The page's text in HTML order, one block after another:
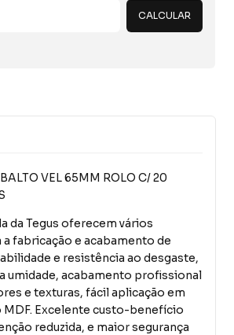
CALCULAR
VEL 65MM ROLO C/ 20
da Tegus oferecem vários
fabricação e acabamento de
e resistência ao desgaste,
umidade, acabamento profissional
e texturas, fácil aplicação em
Excelente custo-benefício
reduzida, e maior segurança